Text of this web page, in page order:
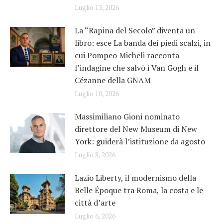
Luglio 13, 2026
La “Rapina del Secolo” diventa un
libro: esce La banda dei piedi scalzi, in
cui Pompeo Micheli racconta
l’indagine che salvò i Van Gogh e il
Cézanne della GNAM
Luglio 10, 2026
Massimiliano Gioni nominato
direttore del New Museum di New
York: guiderà l’istituzione da agosto
Luglio 8, 2026
Lazio Liberty, il modernismo della
Belle Époque tra Roma, la costa e le
città d’arte
Luglio 6, 2026